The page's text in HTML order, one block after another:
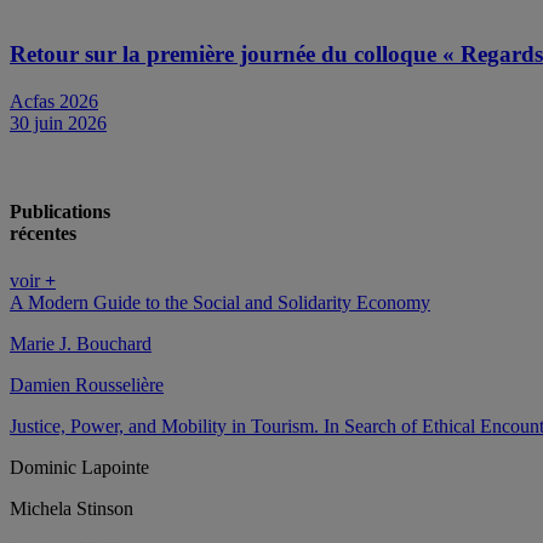
Retour sur la première journée du colloque «
Acfas 2026
30 juin 2026
Publications
récentes
voir +
A Modern Guide to the Social and Solidarity Economy
Marie J. Bouchard
Damien Rousselière
Justice, Power, and Mobility in Tourism. In Search of Ethical
Dominic Lapointe
Michela Stinson